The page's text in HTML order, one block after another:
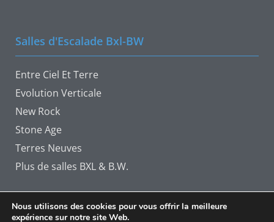
Salles d'Escalade Bxl-BW
Entre Ciel Et Terre
Evolution Verticale
New Rock
Stone Age
Terres Neuves
Plus de salles BXL & B.W.
Nous utilisons des cookies pour vous offrir la meilleure
expérience sur notre site Web.